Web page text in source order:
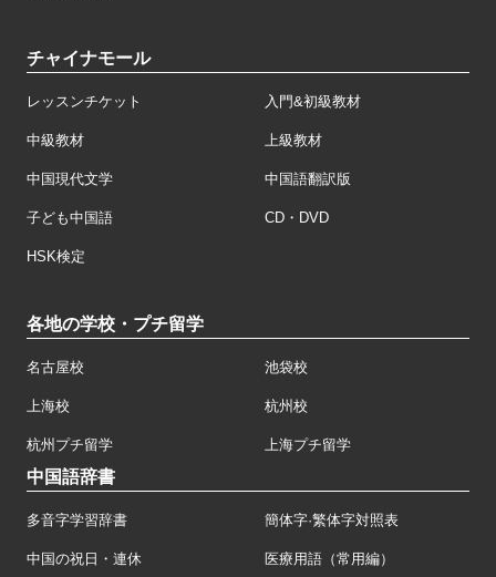
チャイナモール
レッスンチケット 入門&初級教材
中級教材 上級教材
中国現代文学 中国語翻訳版
子ども中国語 CD・DVD
HSK検定
各地の学校・プチ留学
名古屋校 池袋校
上海校 杭州校
杭州プチ留学 上海プチ留学
中国語辞書
多音字学習辞書 簡体字·繁体字対照表
中国の祝日・連休 医療用語（常用編）